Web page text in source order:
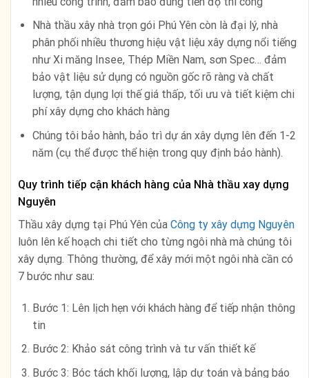
Nhà thầu xây nhà trọn gói Phú Yên còn là đại lý, nhà
phân phối nhiều thương hiệu vật liệu xây dựng nổi tiếng
như Xi măng Insee, Thép Miền Nam, sơn Spec… đảm
bảo vật liệu sử dụng có nguồn gốc rõ ràng và chất
lượng, tận dụng lợi thế giá thấp, tối ưu và tiết kiệm chi
phí xây dựng cho khách hàng
Chúng tôi bảo hành, bảo trì dự án xây dựng lên đến 1-2
năm (cụ thể được thể hiện trong quy định bảo hành).
Quy trình tiếp cận khách hàng của Nhà thầu xay dựng
Nguyên
Thầu xây dựng tại Phú Yên của Công ty xây dựng Nguyên
luôn lên kế hoạch chi tiết cho từng ngôi nhà mà chúng tôi
xây dựng. Thông thường, để xây mới một ngôi nhà cần có
7 bước như sau:
Bước 1: Lên lịch hẹn với khách hàng để tiếp nhận thông
tin
Bước 2: Khảo sát công trình và tư vấn thiết kế
Bước 3: Bóc tách khối lượng, lập dự toán và bảng báo